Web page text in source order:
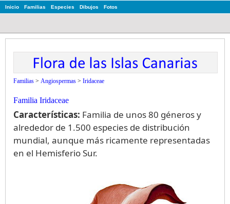
Inicio Familias Especies Dibujos Fotos
Familias > Angiospermas > Iridaceae
Familia Iridaceae
Características: Familia de unos 80 géneros y
alrededor de 1.500 especies de distribución
mundial, aunque más ricamente representadas
en el Hemisferio Sur.